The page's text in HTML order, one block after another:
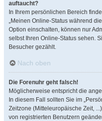
auftaucht?
In Ihrem persönlichen Bereich
„Meinen Online-Status während
Option einschalten, können nur
selbst Ihren Online-Status sehen.
Besucher gezählt.
Nach oben
Die Forenuhr geht falsch!
Möglicherweise entspricht die
In diesem Fall sollten Sie im
Zeitzone (Mitteleuropäische Zeit,
von registrierten Benutzern